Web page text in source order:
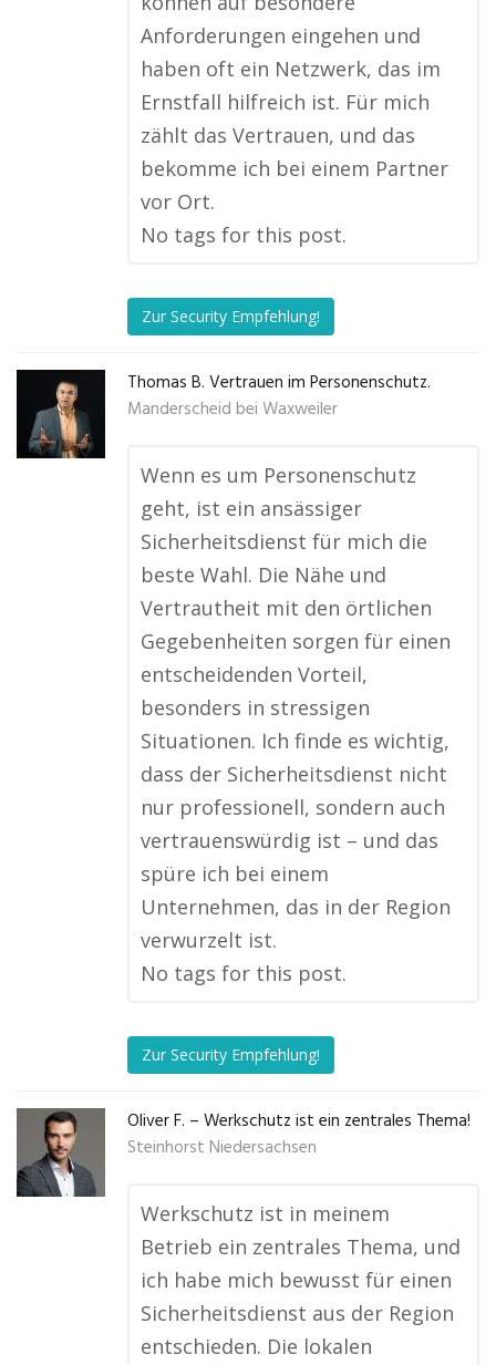
Anforderungen eingehen und
haben oft ein Netzwerk, das im
Ernstfall hilfreich ist. Für mich
zählt das Vertrauen, und das
bekomme ich bei einem Partner
vor Ort.
No tags for this post.
Zur Security Empfehlung!
Thomas B. Vertrauen im Personenschutz.
Manderscheid bei Waxweiler
Wenn es um Personenschutz
geht, ist ein ansässiger
Sicherheitsdienst für mich die
beste Wahl. Die Nähe und
Vertrautheit mit den örtlichen
Gegebenheiten sorgen für einen
entscheidenden Vorteil,
besonders in stressigen
Situationen. Ich finde es wichtig,
dass der Sicherheitsdienst nicht
nur professionell, sondern auch
vertrauenswürdig ist – und das
spüre ich bei einem
Unternehmen, das in der Region
verwurzelt ist.
No tags for this post.
Zur Security Empfehlung!
Oliver F. – Werkschutz ist ein zentrales Thema!
Steinhorst Niedersachsen
Werkschutz ist in meinem
Betrieb ein zentrales Thema, und
ich habe mich bewusst für einen
Sicherheitsdienst aus der Region
entschieden. Die lokalen